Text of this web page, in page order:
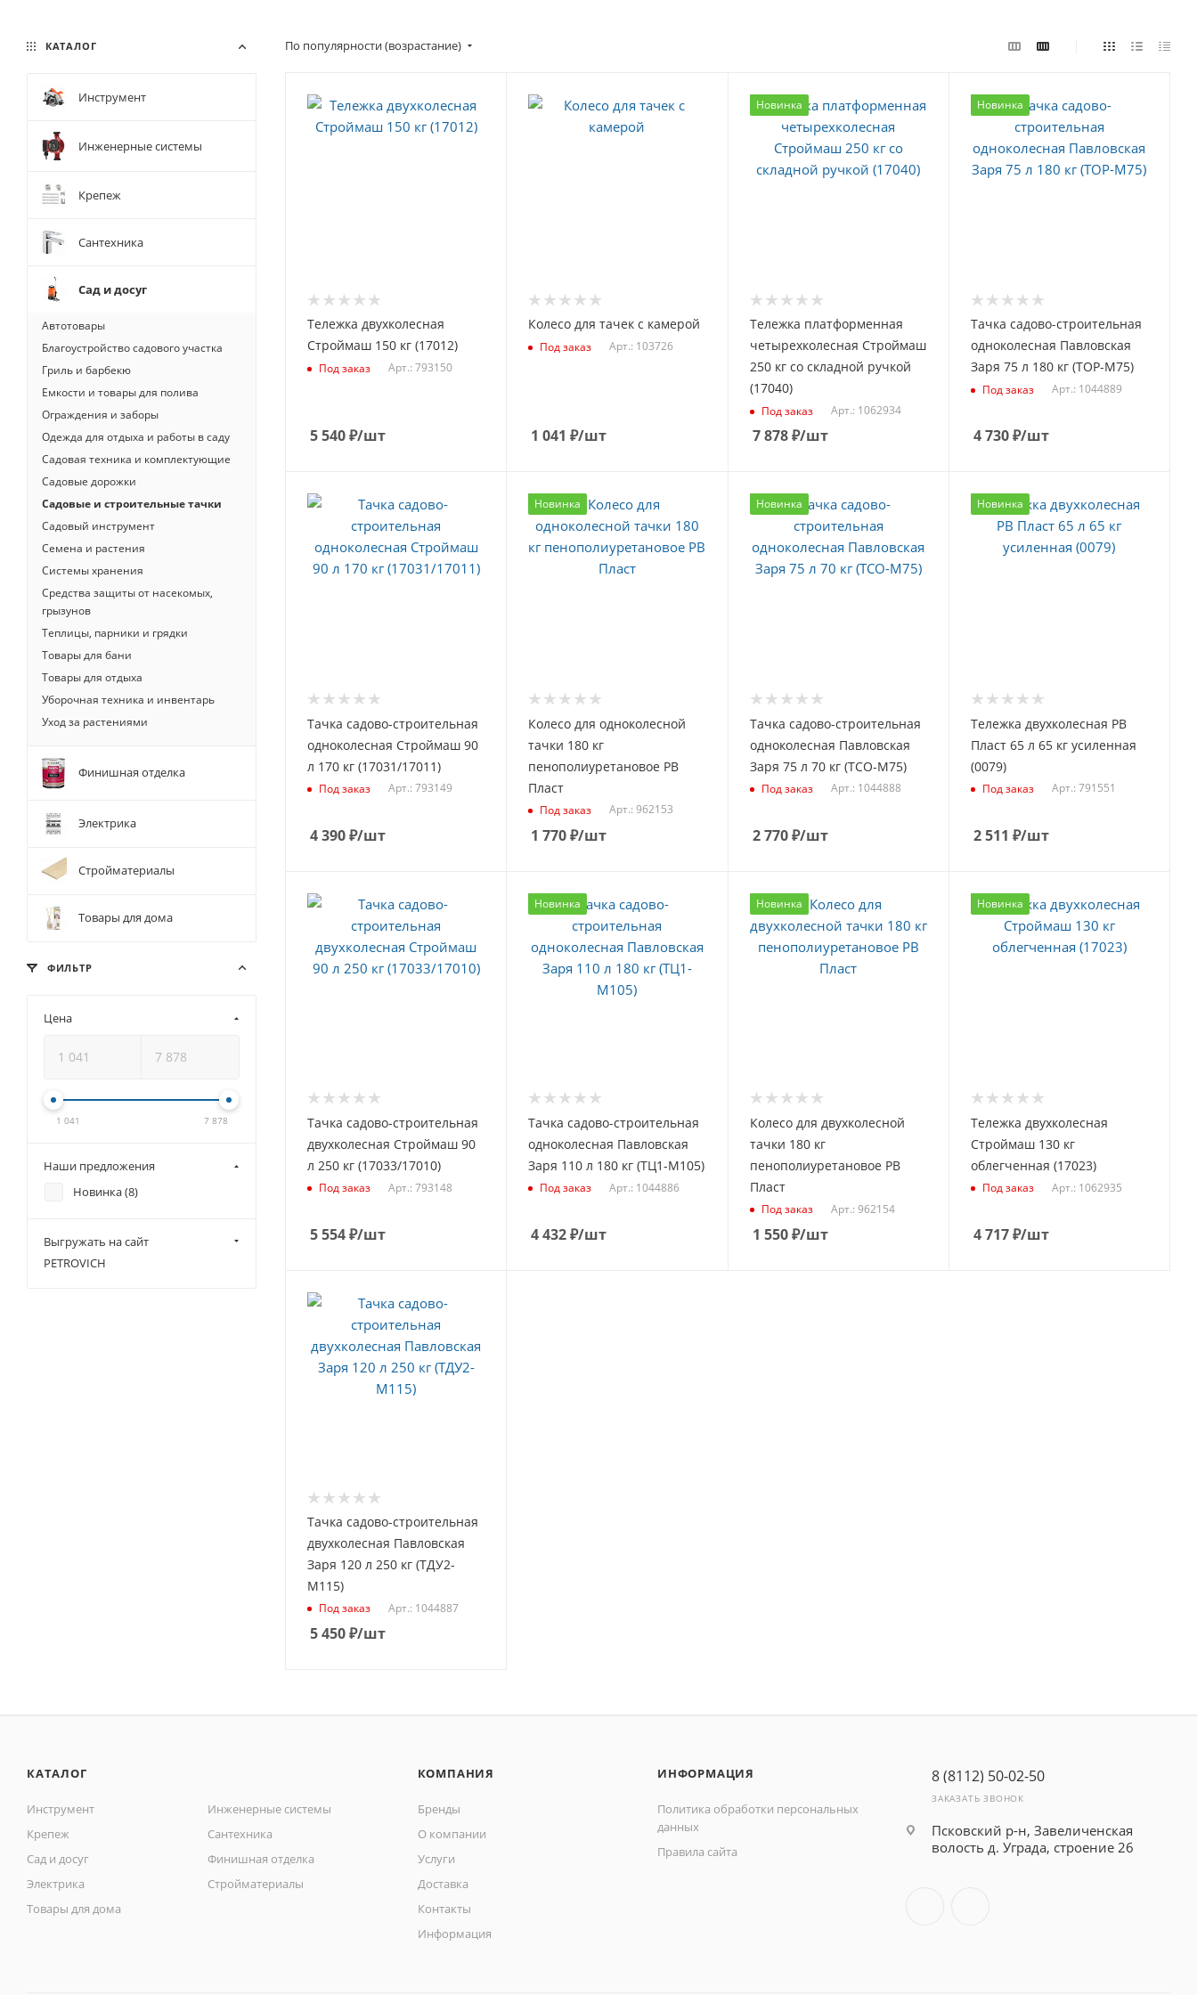
По популярности (возрастание)
Тележка двухколесная
Строймаш 150 кг (17012)
Под заказ Арт.: 793150
5 540₽/шт
Колесо для тачек с камерой
Под заказ Арт.: 103726
1 041 ₽/шт
Новинка
Тележка платформенная
четырехколесная Строймаш
250 кг со складной ручкой
(17040)
Под заказ Арт.: 1062934
7 878₽/шт
Новинка
Тачка садово-строительная
одноколесная Павловская
Заря 75 л 180 кг (ТОР-М75)
Под заказ Арт.: 1044889
4 730₽/шт
Тачка садово-строительная
одноколесная Строймаш 90
л 170 кг (17031/17011)
Под заказ Арт.: 793149
4 390₽/шт
Новинка
Колесо для одноколесной
тачки 180 кг
пенополиуретановое РВ
Пласт
Под заказ Арт.: 962153
1 770₽/шт
Новинка
Тачка садово-строительная
одноколесная Павловская
Заря 75 л 70 кг (ТСО-М75)
Под заказ Арт.: 1044888
2 770₽/шт
Новинка
Тележка двухколесная РВ
Пласт 65 л 65 кг усиленная
(0079)
Под заказ Арт.: 791551
2 511 ₽/шт
Тачка садово-строительная
двухколесная Строймаш 90
л 250 кг (17033/17010)
Под заказ Арт.: 793148
5 554₽/шт
Новинка
Тачка садово-строительная
одноколесная Павловская
Заря 110 л 180 кг (ТЦ1-М105)
Под заказ Арт.: 1044886
4 432₽/шт
Новинка
Колесо для двухколесной
тачки 180 кг
пенополиуретановое РВ
Пласт
Под заказ Арт.: 962154
1 550₽/шт
Новинка
Тележка двухколесная
Строймаш 130 кг
облегченная (17023)
Под заказ Арт.: 1062935
4 717₽/шт
Тачка садово-строительная
двухколесная Павловская
Заря 120 л 250 кг (ТДУ2-
М115)
Под заказ Арт.: 1044887
5 450₽/шт
КАТАЛОГ
Инструмент
Инженерные системы
Крепеж
Сантехника
Сад и досуг
Автотовары
Благоустройство садового участка
Гриль и барбекю
Емкости и товары для полива
Ограждения и заборы
Одежда для отдыха и работы в саду
Садовая техника и комплектующие
Садовые дорожки
Садовые и строительные тачки
Садовый инструмент
Семена и растения
Системы хранения
Средства защиты от насекомых,
грызунов
Теплицы, парники и грядки
Товары для бани
Товары для отдыха
Уборочная техника и инвентарь
Уход за растениями
Финишная отделка
Электрика
Стройматериалы
Товары для дома
ФИЛЬТР
Цена
1 041 7 878
Наши предложения
Новинка (8)
Выгружать на сайт
PETROVICH
КАТАЛОГ
Инструмент
Инженерные системы
Крепеж
Сантехника
Сад и досуг
Финишная отделка
Электрика
Стройматериалы
Товары для дома
КОМПАНИЯ
Бренды
О компании
Услуги
Доставка
Контакты
Информация
ИНФОРМАЦИЯ
Политика обработки персональных
данных
Правила сайта
8 (8112) 50-02-50
ЗАКАЗАТЬ ЗВОНОК
Псковский р-н, Завеличенская
волость д. Уграда, строение 26